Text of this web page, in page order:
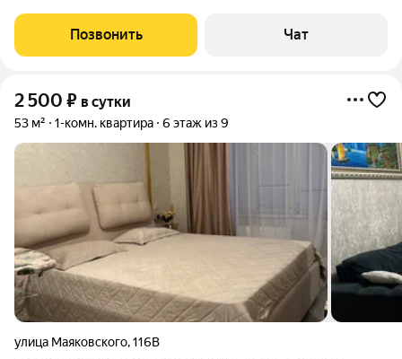
кафе и магазины Аквапарк до центра города и рынка 10 минут
на машине или такси Мы
Позвонить Чат
2 500 ₽ в сутки
53 м² 1-комн. квартира 6 этаж из 9
улица Маяковского,116В